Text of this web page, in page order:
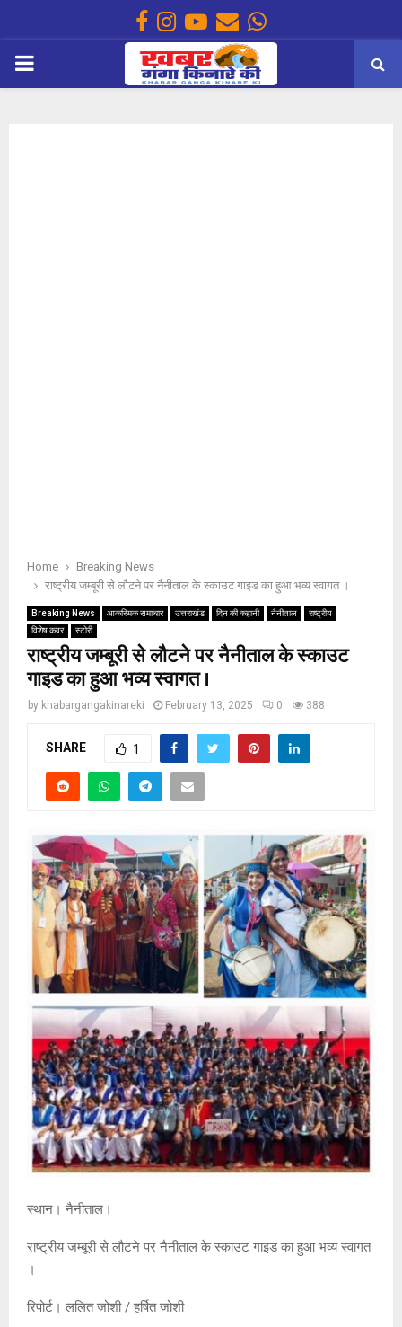
Facebook
Instagram
Youtube
EmailWhatsapp
PRIMARY
Home
Breaking News
राष्ट्रीय जम्बूरी से लौटने पर नैनीताल के स्काउट गाइड का हुआ भव्य स्वागत ।
Breaking News आकस्मिक समाचार उत्तराखंड दिन की कहानी नैनीताल
राष्ट्रीय
विशेष कवर
स्टोरी
राष्ट्रीय जम्बूरी से लौटने पर नैनीताल के स्काउट
गाइड का हुआ भव्य स्वागत ।
by khabargangakinareki February 13, 2025 0 388
SHARE 1
स्थान। नैनीताल।
राष्ट्रीय जम्बूरी से लौटने पर नैनीताल के स्काउट गाइड का हुआ भव्य स्वागत
।
रिपोर्ट। ललित जोशी / हर्षित जोशी